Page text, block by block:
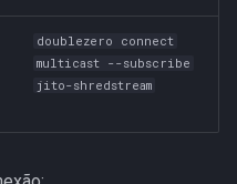
doublezero connect
multicast --subscribe
jito-shredstream